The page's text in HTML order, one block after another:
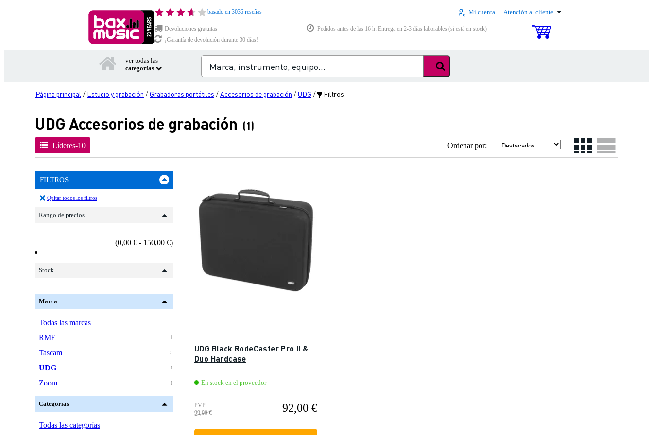
basado en 3036 reseñas Mi cuenta Atención al cliente
Devoluciones gratuitas
Pedidos antes de las 16 h: Entrega en 2-3 días laborables (si está en stock)
¡Garantía de devolución durante 30 días!
ver todas las
categorías
Página principal / Estudio y grabación / Grabadoras portátiles /Accesorios de grabación /UDG / Filtros
UDG Accesorios de grabación (1)
Líderes-10 Ordenar por:
FILTROS
Quitar todos los filtros
Rango de precios
(0,00 € - 150,00 €)
Stock
Marca
Todas las marcas
1
RME
5
Tascam
1
UDG
1
Zoom
Categorías
Todas las categorías
UDG Black RodeCaster Pro II &
Duo Hardcase
En stock en el proveedor
PVP
99,00 €
92,00 €